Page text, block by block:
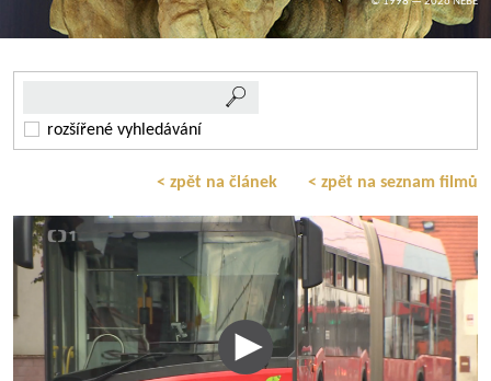
rozšířené vyhledávání
< zpět na článek < zpět na seznam filmů